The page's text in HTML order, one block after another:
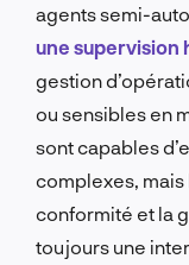
agents semi-
une supervision
gestion
ou sensibles en
sont capables
complexes, mais
conformité et la
toujours une